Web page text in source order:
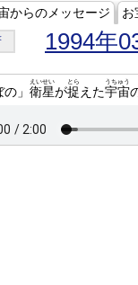
からのメッセージ お
1994年
」 衛星
えいせい
が捉
とら
えた宇宙
うちゅう